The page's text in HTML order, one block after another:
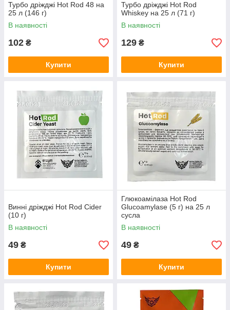
Турбо дріжджі Hot Rod 48 на
25 л (146 г)
В наявності
102 ₴
Купити
Турбо дріжджі Hot Rod
Whiskey на 25 л (71 г)
В наявності
129 ₴
Купити
Винні дріжджі Hot Rod Cider
(10 г)
В наявності
49 ₴
Купити
Глюкоамілаза Hot Rod
Glucoamylase (5 г) на 25 л
сусла
В наявності
49 ₴
Купити